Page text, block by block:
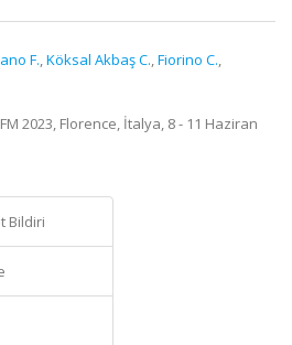
F.,Köksal Akbaş C.,Fiorino C.,
2023, Florence, İtalya, 8 - 11 Haziran
Bildiri